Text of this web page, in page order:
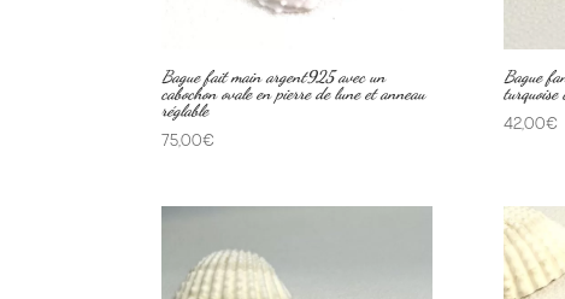
Bague fait main argent925 avec un
cabochon ovale en pierre de lune et anneau
réglable
75,00€
Bague
turquoise
42,00€